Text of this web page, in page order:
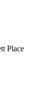
Place